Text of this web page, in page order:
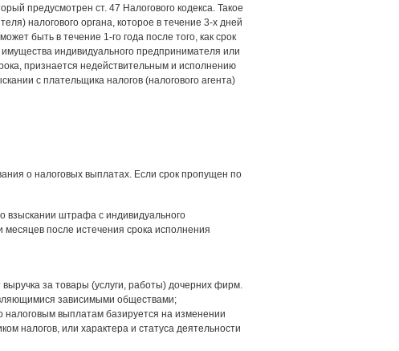
предусмотрен ст. 47 Налогового кодекса. Такое
налогового органа, которое в течение 3-х дней
быть в течение 1-го года после того, как срок
индивидуального предпринимателя или
признается недействительным и исполнению
с плательщика налогов (налогового агента)
о налоговых выплатах. Если срок пропущен по
взыскании штрафа с индивидуального
после истечения срока исполнения
за товары (услуги, работы) дочерних фирм.
зависимыми обществами;
налоговым выплатам базируется на изменении
налогов, или характера и статуса деятельности